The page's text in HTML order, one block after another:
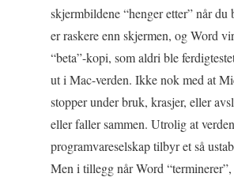
skjermbildene “henger etter” når du
er raskere enn skjermen, og Word
“beta”-kopi, som aldri ble
ut i Mac-verden. Ikke nok med at
stopper under bruk, krasjer, eller
eller faller sammen. Utrolig at
programvareselskap tilbyr et så
Men i tillegg når Word “terminerer”,